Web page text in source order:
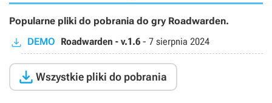
Popularne pliki do pobrania do gry Roadwarden.
DEMO Roadwarden - v.1.6 - 7 sierpnia 2024
 Wszystkie pliki do pobrania